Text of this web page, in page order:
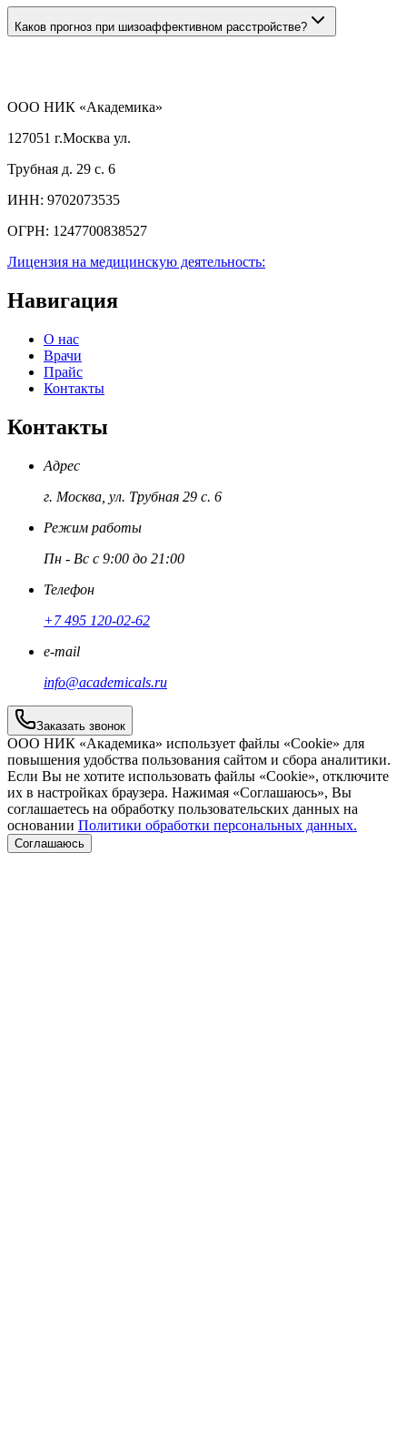
Каков прогноз при шизоаффективном расстройстве?
ООО НИК «Академика»
127051 г.Москва ул.
Трубная д. 29 с. 6
ИНН: 9702073535
ОГРН: 1247700838527
Лицензия на медицинскую деятельность:
Навигация
О нас
Врачи
Прайс
Контакты
Контакты
Адрес
г. Москва, ул. Трубная 29 с. 6
Режим работы
Пн - Вс с 9:00 до 21:00
Телефон
+7 495 120-02-62
e-mail
info@academicals.ru
Заказать звонок
ООО НИК «Академика» использует файлы «Cookie» для
повышения удобства пользования сайтом и сбора аналитики.
Если Вы не хотите использовать файлы «Cookie», отключите
их в настройках браузера. Нажимая «Соглашаюсь», Вы
соглашаетесь на обработку пользовательских данных на
основании Политики обработки персональных данных.
Соглашаюсь